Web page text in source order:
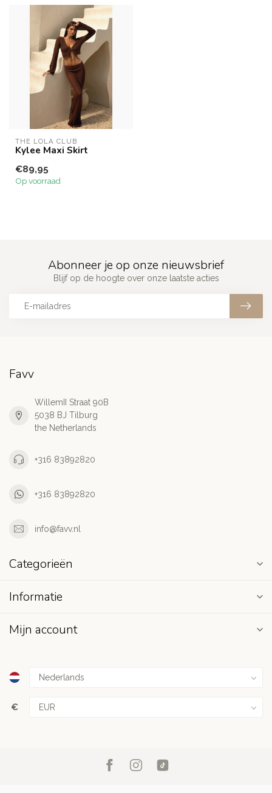
THE LOLA CLUB
Kylee Maxi Skirt
€89,95
Op voorraad
Abonneer je op onze nieuwsbrief
Blijf op de hoogte over onze laatste acties
Favv
WillemII Straat 90B
5038 BJ Tilburg
the Netherlands
+316 83892820
+316 83892820
info@favv.nl
Categorieën
Informatie
Mijn account
€